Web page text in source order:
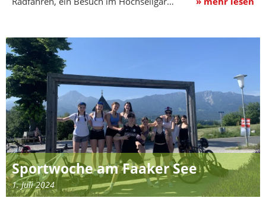
Sportwoche am Faaker See
1. Juli 2024